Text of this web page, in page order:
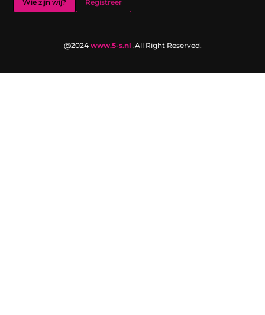
Wie zijn wij? Registreer
@2024www.5-s.nl .All Right Reserved.